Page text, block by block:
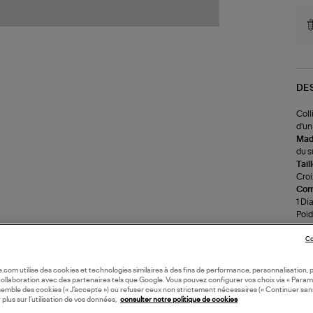
du
1
l'air
Il
utilise des cookies et technologies similaires à des fins de performance, personnalisation,
avec des partenaires tels que Google. Vous pouvez configurer vos choix via «
des cookies (« J’accepte ») ou refuser ceux non strictement nécessaires (« Continuer
plus sur l’utilisation de vos données,
consulter notre politique de cookies